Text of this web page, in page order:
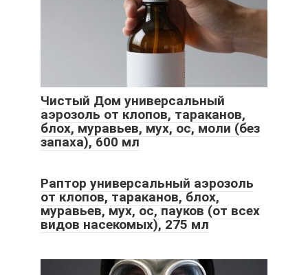
Чистый Дом универсальный
аэрозоль от клопов, тараканов,
блох, муравьев, мух, ос, моли (без
запаха), 600 мл
Раптор универсальный аэрозоль
от клопов, тараканов, блох,
муравьев, мух, ос, пауков (от всех
видов насекомых), 275 мл